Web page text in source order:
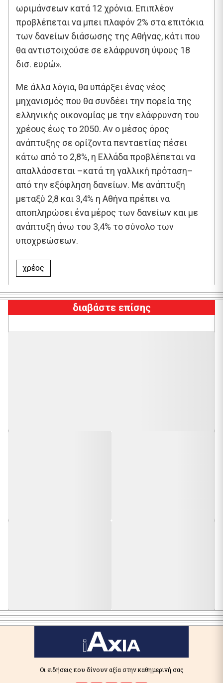
ωριμάνσεων κατά 12 χρόνια. Επιπλέον
προβλέπεται να μπει πλαφόν 2% στα επιτόκια
των δανείων διάσωσης της Αθήνας, κάτι που
θα αντιστοιχούσε σε ελάφρυνση ύψους 18
δισ. ευρώ».
Με άλλα λόγια, θα υπάρξει ένας νέος
μηχανισμός που θα συνδέει την πορεία της
ελληνικής οικονομίας με την ελάφρυνση του
χρέους έως το 2050. Αν ο μέσος όρος
ανάπτυξης σε ορίζοντα πενταετίας πέσει
κάτω από το 2,8%, η Ελλάδα προβλέπεται να
απαλλάσσεται –κατά τη γαλλική πρόταση–
από την εξόφληση δανείων. Με ανάπτυξη
μεταξύ 2,8 και 3,4% η Αθήνα πρέπει να
αποπληρώσει ένα μέρος των δανείων και με
ανάπτυξη άνω του 3,4% το σύνολο των
υποχρεώσεων.
χρέος
διαβάστε επίσης
Οι ειδήσεις που δίνουν αξία στην καθημερινή σας